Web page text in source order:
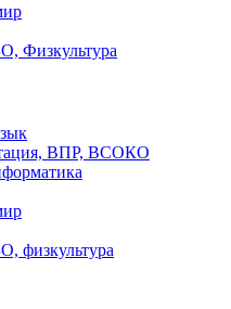
Физкультура
ВПР, ВСОКО
физкультура